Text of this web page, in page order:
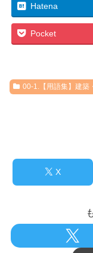
Hatena
Pocket
00-1.【用語集】建築
X